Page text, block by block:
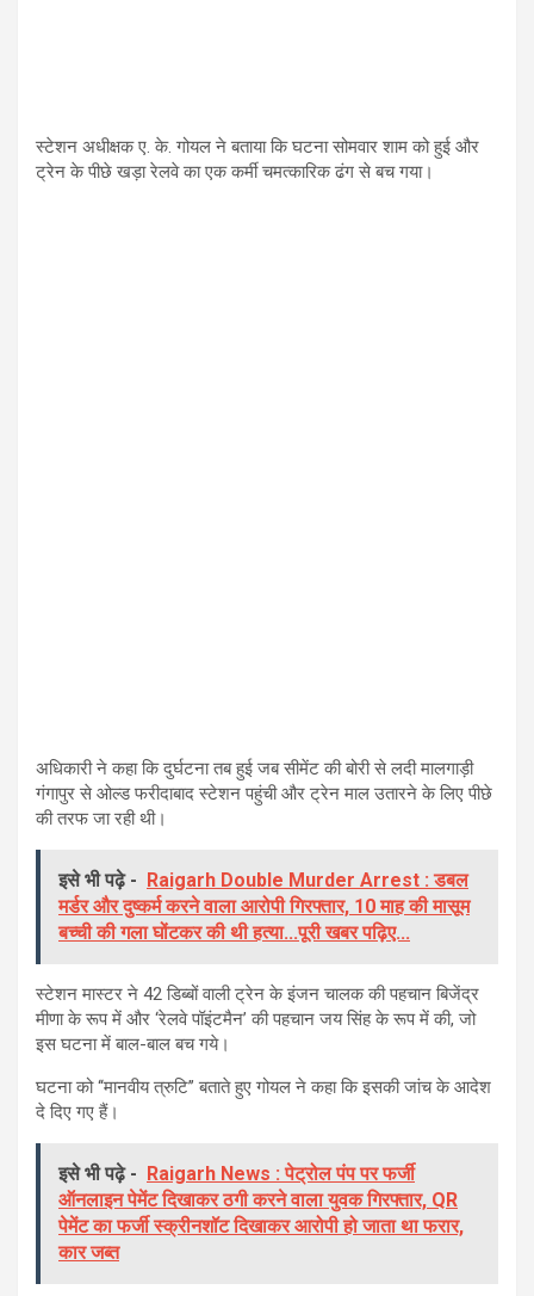
स्टेशन अधीक्षक ए. के. गोयल ने बताया कि घटना सोमवार शाम को हुई और
ट्रेन के पीछे खड़ा रेलवे का एक कर्मी चमत्कारिक ढंग से बच गया।
अधिकारी ने कहा कि दुर्घटना तब हुई जब सीमेंट की बोरी से लदी मालगाड़ी
गंगापुर से ओल्ड फरीदाबाद स्टेशन पहुंची और ट्रेन माल उतारने के लिए पीछे
की तरफ जा रही थी।
इसे भी पढ़े -
Raigarh Double Murder Arrest : डबल
मर्डर और दुष्कर्म करने वाला आरोपी गिरफ्तार, 10 माह की मासूम
बच्ची की गला घोंटकर की थी हत्या...पूरी खबर पढ़िए...
स्टेशन मास्टर ने 42 डिब्बों वाली ट्रेन के इंजन चालक की पहचान बिजेंद्र
मीणा के रूप में और ‘रेलवे पॉइंटमैन’ की पहचान जय सिंह के रूप में की, जो
इस घटना में बाल-बाल बच गये।
घटना को ‘‘मानवीय त्रुटि’’ बताते हुए गोयल ने कहा कि इसकी जांच के आदेश
दे दिए गए हैं।
इसे भी पढ़े -
Raigarh News : पेट्रोल पंप पर फर्जी
ऑनलाइन पेमेंट दिखाकर ठगी करने वाला युवक गिरफ्तार, QR
पेमेंट का फर्जी स्क्रीनशॉट दिखाकर आरोपी हो जाता था फरार,
कार जब्त